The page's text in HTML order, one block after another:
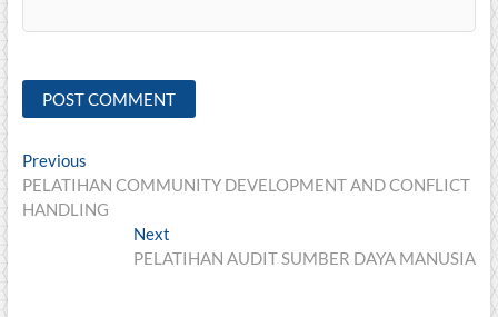
Post
navigation
PreviousPrevious
post:
PELATIHAN COMMUNITY DEVELOPMENT AND CONFLICT
HANDLING
Next
post:
PELATIHAN AUDIT SUMBER DAYA MANUSIA